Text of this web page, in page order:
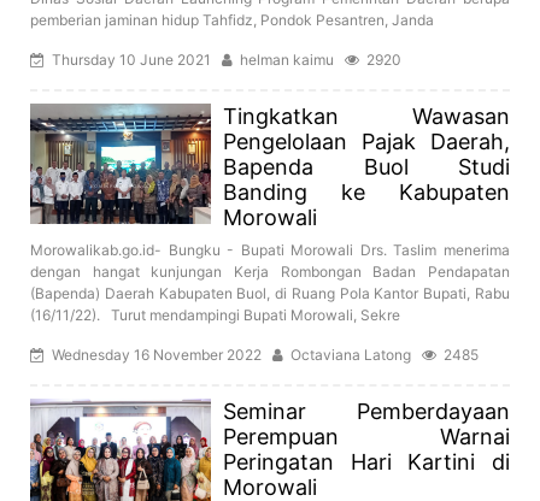
pemberian jaminan hidup Tahfidz, Pondok Pesantren, Janda
Thursday 10 June 2021 helman kaimu 2920
Tingkatkan Wawasan
Pengelolaan Pajak Daerah,
Bapenda Buol Studi
Banding ke Kabupaten
Morowali
Morowalikab.go.id- Bungku - Bupati Morowali Drs. Taslim menerima
dengan hangat kunjungan Kerja Rombongan Badan Pendapatan
(Bapenda) Daerah Kabupaten Buol, di Ruang Pola Kantor Bupati, Rabu
(16/11/22). Turut mendampingi Bupati Morowali, Sekre
Wednesday 16 November 2022 Octaviana Latong 2485
Seminar Pemberdayaan
Perempuan Warnai
Peringatan Hari Kartini di
Morowali